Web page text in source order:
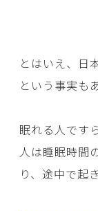
とはいえ、日
という事実も
眠れる人です
人は睡眠時間
り、途中で起